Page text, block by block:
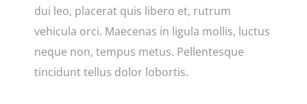
dui leo, placerat quis libero et, rutrum
vehicula orci. Maecenas in ligula mollis, luctus
neque non, tempus metus. Pellentesque
tincidunt tellus dolor lobortis.